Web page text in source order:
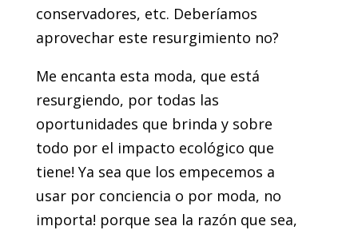
conservadores, etc. Deberíamos
aprovechar este resurgimiento no?
Me encanta esta moda, que está
resurgiendo, por todas las
oportunidades que brinda y sobre
todo por el impacto ecológico que
tiene! Ya sea que los empecemos a
usar por conciencia o por moda, no
importa! porque sea la razón que sea,